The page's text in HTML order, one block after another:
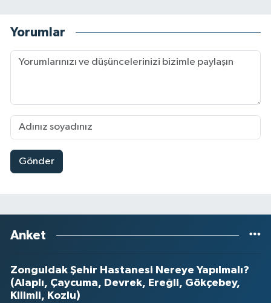
Yorumlar
Gönder
Anket
Zonguldak Şehir Hastanesi Nereye Yapılmalı?
(Alaplı, Çaycuma, Devrek, Ereğli, Gökçebey,
Kilimli, Kozlu)